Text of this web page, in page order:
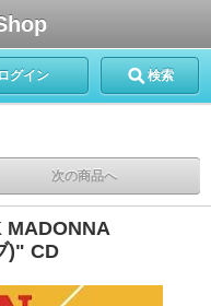
ログイン 検索
次の商品へ
MADONNA
)" CD